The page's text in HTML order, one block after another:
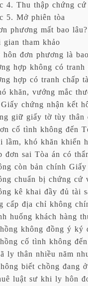
4. Thu thập chứng
5. Mở phiên tòa
phương mất bao lâu?
gian tham khảo
đơn phương là
hợp không có tranh
hợp có tranh chấp
khăn, vướng mắc
chứng nhận kết
giữ giấy tờ tùy thân
cố tình không đến
lầm, khó khăn khiến
đơn sai Tòa án có
còn bản chính
chuẩn bị chứng cứ
kê khai đầy đủ tài
cấp địa chỉ không
huống khách hàng
không đồng ý ký
cố tình không
ly thân nhiều năm
biết chồng đang
luật sư khi ly hôn